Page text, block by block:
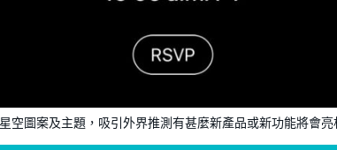
空圖案及主題，吸引外界推測有甚麼新產品或新功能將會亮